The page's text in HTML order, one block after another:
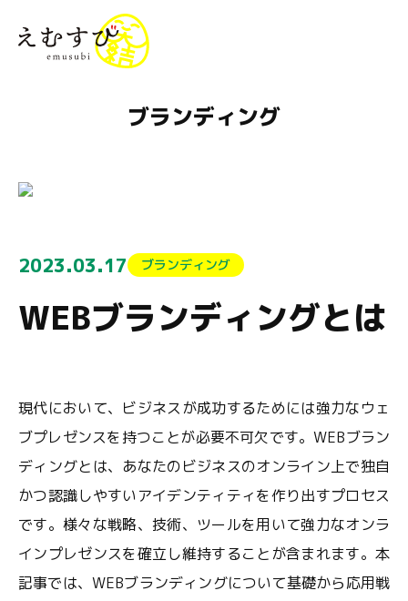
ブランディング
2023.03.17 ブランディング
WEBブランディングとは
現代において、ビジネスが成功するためには強力なウェ
ブプレゼンスを持つことが必要不可欠です。WEBブラン
ディングとは、あなたのビジネスのオンライン上で独自
かつ認識しやすいアイデンティティを作り出すプロセス
です。様々な戦略、技術、ツールを用いて強力なオンラ
インプレゼンスを確立し維持することが含まれます。本
記事では、WEBブランディングについて基礎から応用戦